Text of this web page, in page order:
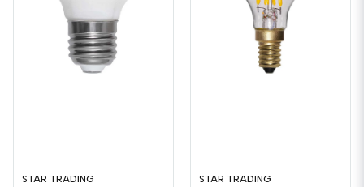
STAR TRADING STAR TRADING